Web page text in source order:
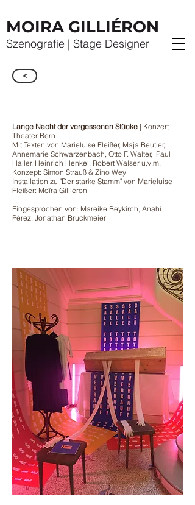
MOIRA GILLIÉRON
Szenografie | Stage Designer
<
Lange Nacht der vergessenen Stücke | Konzert
Theater Bern
Mit Texten von Marieluise Fleißer, Maja Beutler,
Annemarie Schwarzenbach, Otto F. Walter, Paul
Haller, Heinrich Henkel, Robert Walser u.v.m.
Konzept: Simon Strauß & Zino Wey
Installation zu "Der starke Stamm" von Marieluise
Fleißer: Moïra Gilliéron
Eingesprochen von: Mareike Beykirch, Anahí
Pérez, Jonathan Bruckmeier